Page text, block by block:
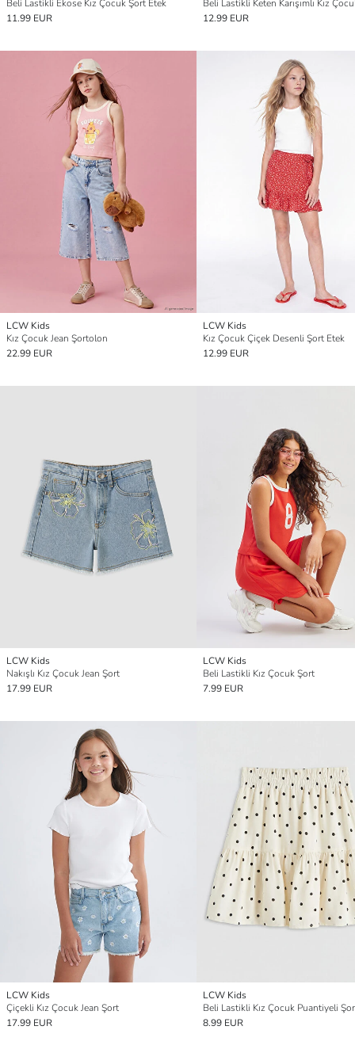
Beli Lastikli Ekose Kız Çocuk Şort Etek
11.99 EUR
12.99 EUR
LCW Kids
Kız Çocuk Jean Şortolon
22.99 EUR
LCW Kids
Kız Çocuk Çiçek Desenli Şort Etek
12.99 EUR
LCW Kids
Nakışlı Kız Çocuk Jean Şort
17.99 EUR
LCW Kids
Beli Lastikli Kız Çocuk Şort
7.99 EUR
LCW Kids
Çiçekli Kız Çocuk Jean Şort
17.99 EUR
LCW Kids
Beli Lastikli Kız Çocuk Puantiyeli
8.99 EUR